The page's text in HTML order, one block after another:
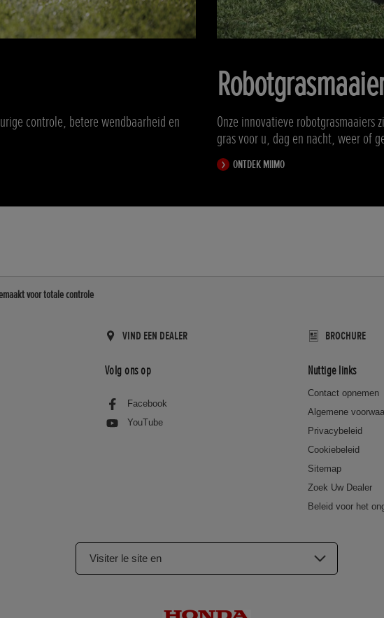
controle, betere wendbaarheid en
Onze innovatieve
gras voor u, dag en nacht, weer of
ONTDEK MIIMO
voor totale controle
VIND EEN DEALER BROCHURE
Volg ons op
Facebook
YouTube
Nuttige links
Contact opnemen
Algemene
Privacybeleid
Cookiebeleid
Sitemap
Zoek Uw Dealer
Beleid voor het
Visiter le site en